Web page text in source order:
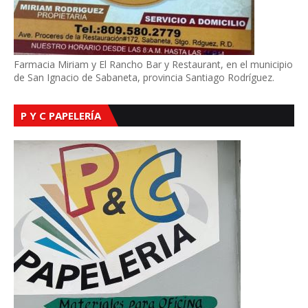
Farmacia Miriam y El Rancho Bar y Restaurant, en el municipio
de San Ignacio de Sabaneta, provincia Santiago Rodríguez.
P Y C PAPELERÍA